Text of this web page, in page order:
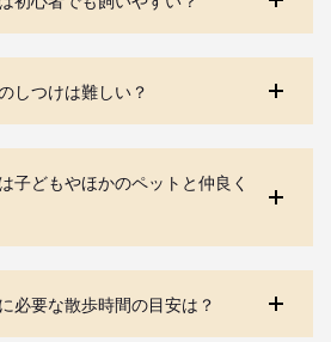
しつけは難しい？
子どもやほかのペットと仲良く
必要な散歩時間の目安は？